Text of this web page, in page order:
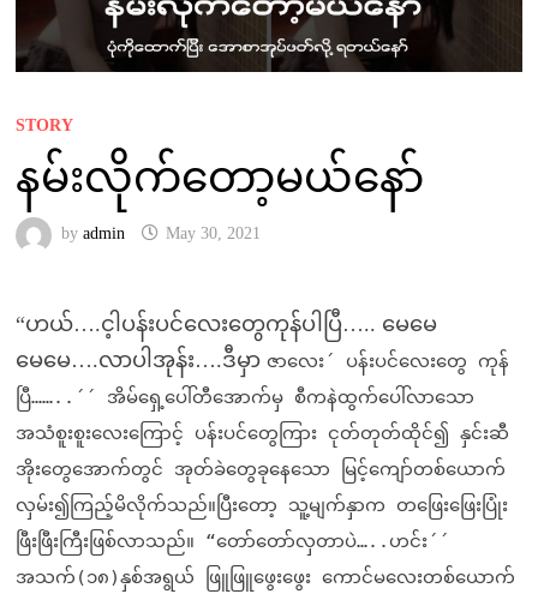
STORY
နမ်းလိုက်တော့မယ်နော်
by admin May 30, 2021
“ဟယ်….င့ါပန်းပင်လေးတွေကုန်ပါပြီ….. မေမေ
မေမေ….လာပါအုန်း….ဒီမှာ ဇာလေး´ ပန်းပင်လေးတွေ ကုန်
ပြီ……..´´ အိမ်ရှေ့ပေါ်တီအောက်မှ စီကနဲထွက်ပေါ်လာသော
အသံစူးစူးလေးကြောင့် ပန်းပင်တွေကြား ငုတ်တုတ်ထိုင်၍ နှင်းဆီ
အိုးတွေအောက်တွင် အုတ်ခဲတွေခုနေသော မြင့်ကျော်တစ်ယောက်
လှမ်း၍ကြည့်မိလိုက်သည်။ပြီးတော့ သူ့မျက်နှာက တဖြေးဖြေးပြုံး
ဖြီးဖြီးကြီးဖြစ်လာသည်။ “တော်တော်လှတာပဲ…..ဟင်း´´
အသက်(၁၈)နှစ်အရွယ် ဖြူဖြူဖွေးဖွေး ကောင်မလေးတစ်ယောက်